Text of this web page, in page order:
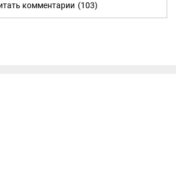
комментарии (103)